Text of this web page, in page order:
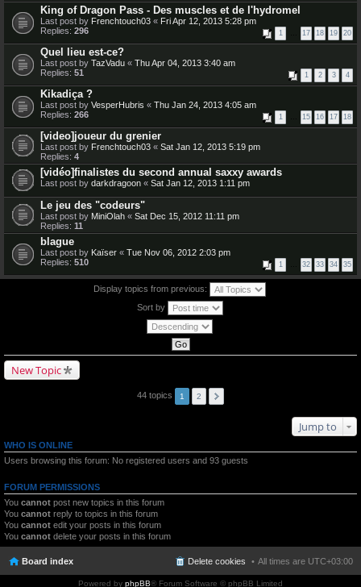
King of Dragon Pass - Des muscles et de l'hydromel
Last post by Frenchtouch03 « Fri Apr 12, 2013 5:28 pm
Replies: 296 1 17 18 19 20
Quel lieu est-ce?
Last post by TazVadu « Thu Apr 04, 2013 3:40 am
Replies: 51 1 2 3 4
Kikadiça ?
Last post by VesperHubris « Thu Jan 24, 2013 4:05 am
Replies: 266 1 15 16 17 18
[video]joueur du grenier
Last post by Frenchtouch03 « Sat Jan 12, 2013 5:19 pm
Replies: 4
[vidéo]finalistes du second annual saxxy awards
Last post by darkdragoon « Sat Jan 12, 2013 1:11 pm
Le jeu des "codeurs"
Last post by MiniOlah « Sat Dec 15, 2012 11:11 pm
Replies: 11
blague
Last post by Kaïser « Tue Nov 06, 2012 2:03 pm
Replies: 510 1 32 33 34 35
Display topics from previous:
Sort by
New Topic
44 topics 1 2
Jump to
WHO IS ONLINE
Users browsing this forum: No registered users and 93 guests
FORUM PERMISSIONS
You cannot post new topics in this forum
You cannot reply to topics in this forum
You cannot edit your posts in this forum
You cannot delete your posts in this forum
Board index All times are UTC+03:00
Delete cookies
Powered by phpBB® Forum Software © phpBB Limited